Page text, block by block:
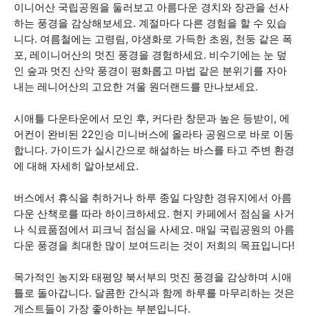
이니어산 국립공원을 둘러보고 아름다운 경치와 장관을 선사
하는 풍경을 감상해보세요. 계절마다 다른 경험을 할 수 있습
니다. 여름철에는 고령림, 야생화로 가득한 초원, 천둥 같은 폭
포, 레이니어산의 멋진 풍경을 경험하세요. 비수기에는 눈 덮
인 숲과 멋진 산악 풍경이 평화롭고 마법 같은 분위기를 자아
내는 레니어산의 고요한 겨울 원더랜드를 만나보세요.
시애틀 다운타운에서 모인 후, 커다란 창문과 높은 등받이, 에
어컨이 완비된 22인승 미니버스에 올라타 공원으로 바로 이동
합니다. 가이드가 실시간으로 해설하는 바스를 타고 주변 환경
에 대해 자세히 알아보세요.
버스에서 휴식을 취하거나 하루 종일 다양한 경유지에서 아름
다운 산책로를 따라 하이크하세요. 현지 카페에서 점심을 사거
나 식료품점에서 피크닉 점심을 사세요. 매일 국립공원의 아름
다운 풍경을 최대한 많이 보여드리는 것이 저희의 목표입니다!
목가적인 농지와 태평양 북서부의 멋진 풍경을 감상하며 시애
틀로 돌아갑니다. 달콤한 간식과 함께 하루를 마무리하는 것은
게스트들이 가장 좋아하는 부분입니다.